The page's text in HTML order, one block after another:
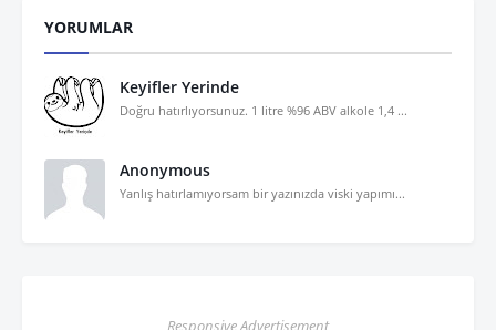
YORUMLAR
Keyifler Yerinde
Doğru hatırlıyorsunuz. 1 litre %96 ABV alkole 1,4 ...
Anonymous
Yanlış hatırlamıyorsam bir yazınızda viski yapımı...
Responsive Advertisement